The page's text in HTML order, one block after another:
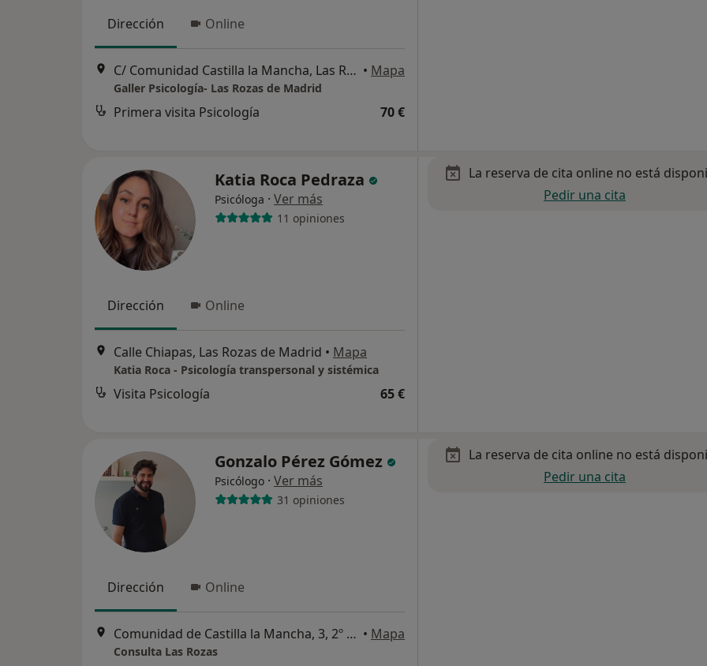
Dirección Online
C/ Comunidad Castilla la Mancha, Las Rozas de Madrid • Mapa
Galler Psicología- Las Rozas de Madrid
Primera visita Psicología 70 €
Katia Roca Pedraza
Psicóloga · Ver más
11 opiniones
Dirección Online
Calle Chiapas, Las Rozas de Madrid • Mapa
Katia Roca - Psicología transpersonal y sistémica
Visita Psicología 65 €
La reserva de cita online no está
Pedir una cita
Gonzalo Pérez Gómez
Psicólogo · Ver más
31 opiniones
Dirección Online
Comunidad de Castilla la Mancha, 3, 2º derecha, Las Rozas de Madrid • Mapa
Consulta Las Rozas
La reserva de cita online no está
Pedir una cita